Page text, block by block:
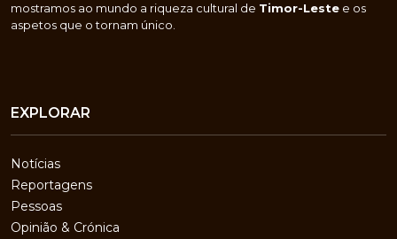
mostramos ao mundo a riqueza cultural de Timor-Leste e os
aspetos que o tornam único.
EXPLORAR
Notícias
Reportagens
Pessoas
Opinião & Crónica